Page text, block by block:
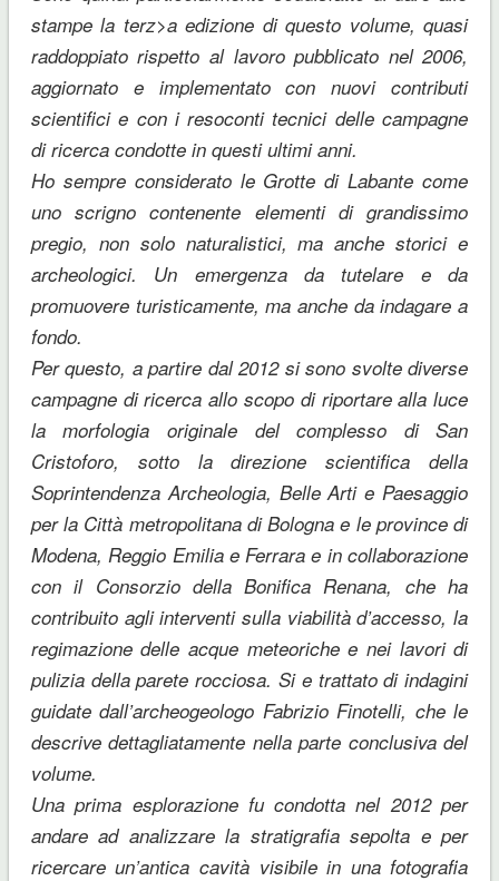
stampe la terz>a edizione di questo volume, quasi
raddoppiato rispetto al lavoro pubblicato nel 2006,
aggiornato e implementato con nuovi contributi
scientifici e con i resoconti tecnici delle campagne
di ricerca condotte in questi ultimi anni.
Ho sempre considerato le Grotte di Labante come
uno scrigno contenente elementi di grandissimo
pregio, non solo naturalistici, ma anche storici e
archeologici. Un emergenza da tutelare e da
promuovere turisticamente, ma anche da indagare a
fondo.
Per questo, a partire dal 2012 si sono svolte diverse
campagne di ricerca allo scopo di riportare alla luce
la morfologia originale del complesso di San
Cristoforo, sotto la direzione scientifica della
Soprintendenza Archeologia, Belle Arti e Paesaggio
per la Città metropolitana di Bologna e le province di
Modena, Reggio Emilia e Ferrara e in collaborazione
con il Consorzio della Bonifica Renana, che ha
contribuito agli interventi sulla viabilità d’accesso, la
regimazione delle acque meteoriche e nei lavori di
pulizia della parete rocciosa. Si e trattato di indagini
guidate dall’archeogeologo Fabrizio Finotelli, che le
descrive dettagliatamente nella parte conclusiva del
volume.
Una prima esplorazione fu condotta nel 2012 per
andare ad analizzare la stratigrafia sepolta e per
ricercare un’antica cavità visibile in una fotografia